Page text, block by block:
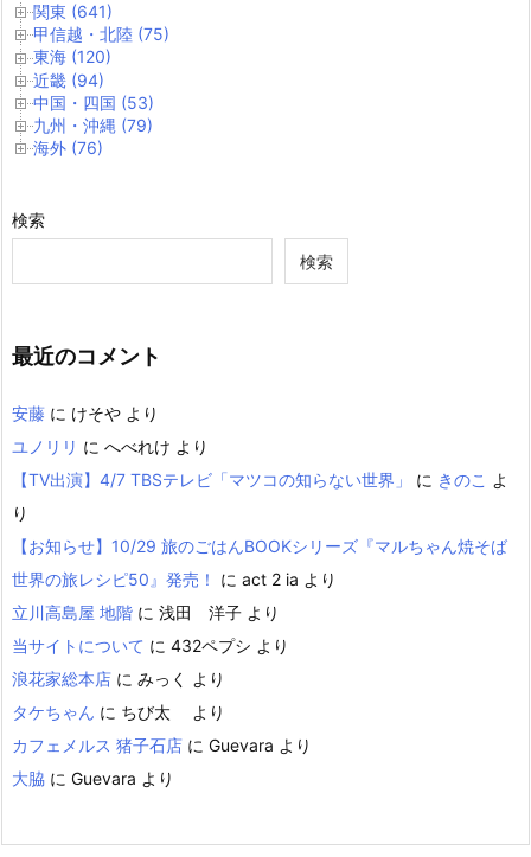
関東 (641)
甲信越・北陸 (75)
東海 (120)
近畿 (94)
中国・四国 (53)
九州・沖縄 (79)
海外 (76)
検索
検索
最近のコメント
安藤 に けそや より
ユノリリ に へべれけ より
【TV出演】4/7 TBSテレビ「マツコの知らない世界」
に きのこ よ
り
【お知らせ】10/29 旅のごはんBOOKシリーズ『マルちゃん焼そば
世界の旅レシピ50』発売！
に act 2 ia より
立川高島屋 地階 に 浅田 洋子 より
当サイトについて に 432ペプシ より
浪花家総本店 に みっく より
タケちゃん に ちび太
より
カフェメルス 猪子石店 に Guevara より
大脇 に Guevara より